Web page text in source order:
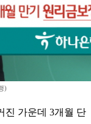
)
진 가운데 3개월 단